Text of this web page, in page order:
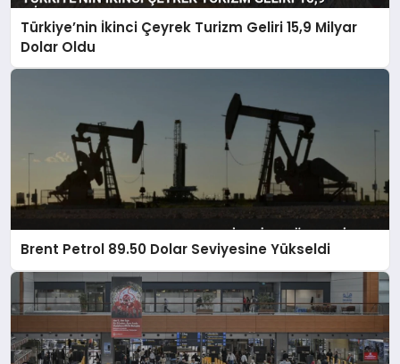
Türkiye’nin İkinci Çeyrek Turizm Geliri 15,9 Milyar
Dolar Oldu
Brent Petrol 89.50 Dolar Seviyesine Yükseldi